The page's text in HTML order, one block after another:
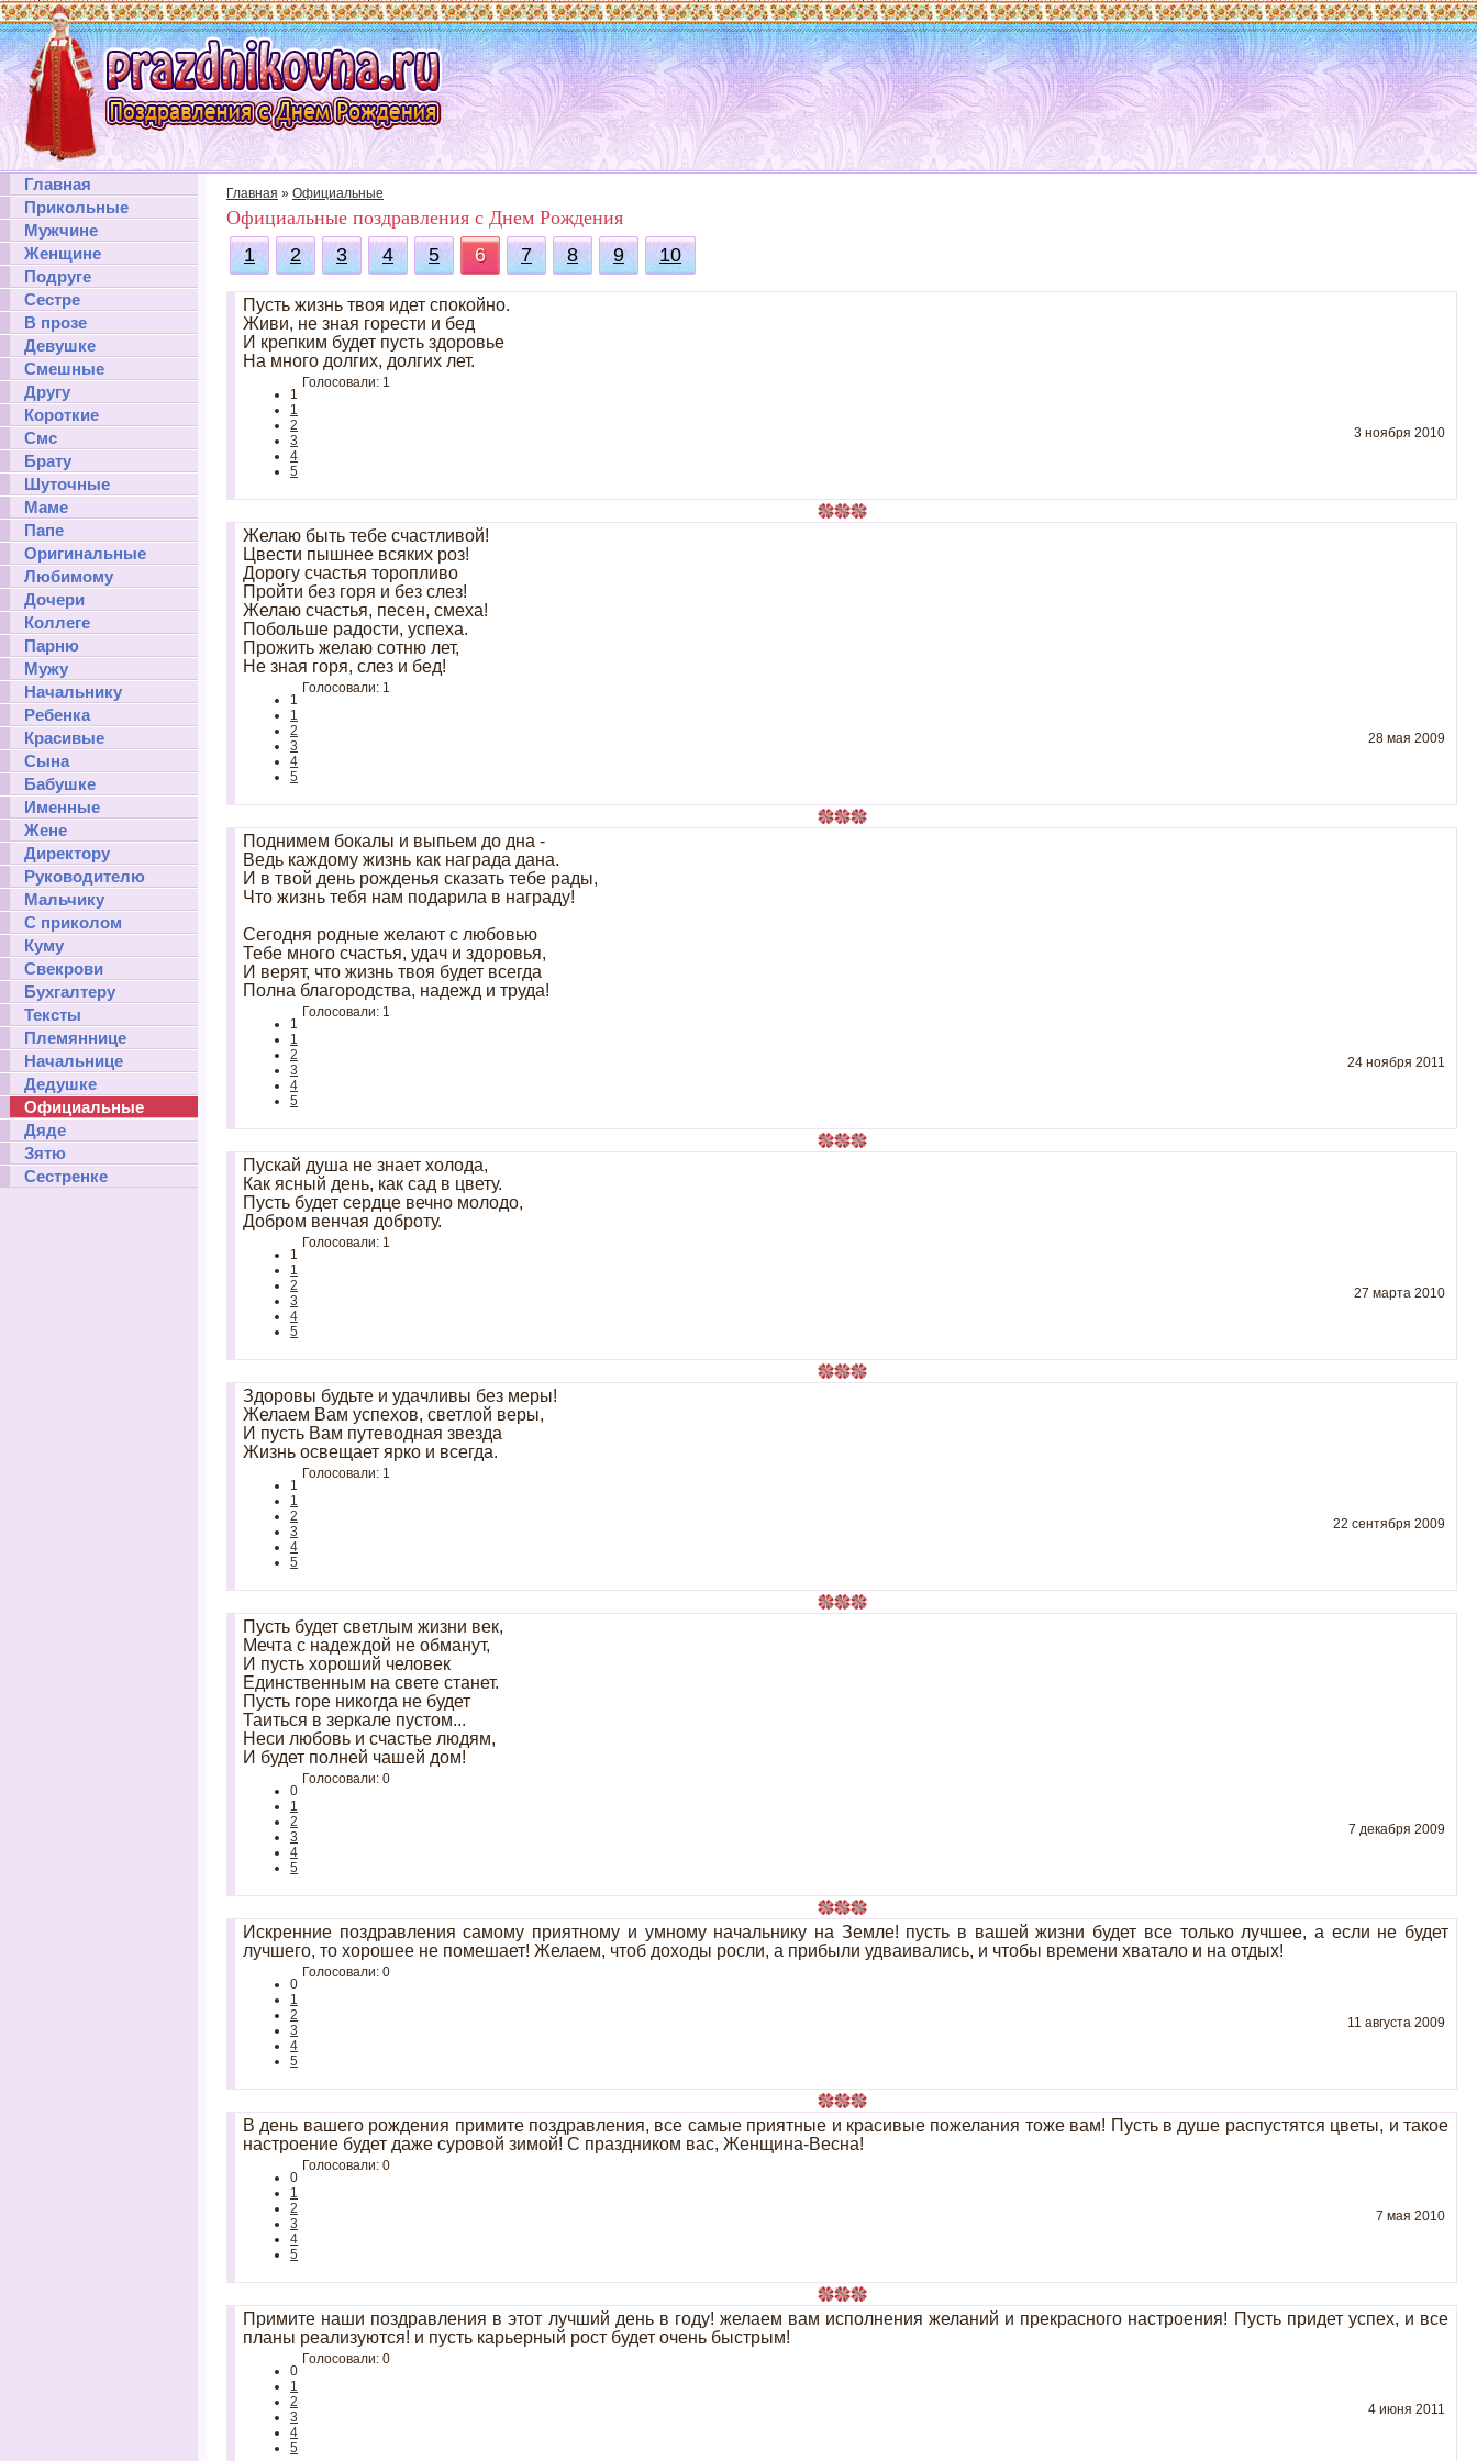
Главная
Прикольные
Мужчине
Женщине
Подруге
Сестре
В прозе
Девушке
Смешные
Другу
Короткие
Смс
Брату
Шуточные
Маме
Папе
Оригинальные
Любимому
Дочери
Коллеге
Парню
Мужу
Начальнику
Ребенка
Красивые
Сына
Бабушке
Именные
Жене
Директору
Руководителю
Мальчику
С приколом
Куму
Свекрови
Бухгалтеру
Тексты
Племяннице
Начальнице
Дедушке
Официальные
Дяде
Зятю
Сестренке
Главная » Официальные
Официальные поздравления с Днем Рождения
1
2 3 4 5 6 7 8 9 10
Пусть жизнь твоя идет спокойно.
Живи, не зная горести и бед
И крепким будет пусть здоровье
На много долгих, долгих лет.
1
1
2
3
4
5
Голосовали: 1
3 ноября 2010
Желаю быть тебе счастливой!
Цвести пышнее всяких роз!
Дорогу счастья торопливо
Пройти без горя и без слез!
Желаю счастья, песен, смеха!
Побольше радости, успеха.
Прожить желаю сотню лет,
Не зная горя, слез и бед!
1
1
2
3
4
5
Голосовали: 1
28 мая 2009
Поднимем бокалы и выпьем до дна -
Ведь каждому жизнь как награда дана.
И в твой день рожденья сказать тебе рады,
Что жизнь тебя нам подарила в награду!
Сегодня родные желают с любовью
Тебе много счастья, удач и здоровья,
И верят, что жизнь твоя будет всегда
Полна благородства, надежд и труда!
1
1
2
3
4
5
Голосовали: 1
24 ноября 2011
Пускай душа не знает холода,
Как ясный день, как сад в цвету.
Пусть будет сердце вечно молодо,
Добром венчая доброту.
1
1
2
3
4
5
Голосовали: 1
27 марта 2010
Здоровы будьте и удачливы без меры!
Желаем Вам успехов, светлой веры,
И пусть Вам путеводная звезда
Жизнь освещает ярко и всегда.
1
1
2
3
4
5
Голосовали: 1
22 сентября 2009
Пусть будет светлым жизни век,
Мечта с надеждой не обманут,
И пусть хороший человек
Единственным на свете станет.
Пусть горе никогда не будет
Таиться в зеркале пустом...
Неси любовь и счастье людям,
И будет полней чашей дом!
0
1
2
3
4
5
Голосовали: 0
7 декабря 2009
Искренние поздравления самому приятному и умному начальнику на Земле! пусть в вашей жизни будет все только лучшее, а если не будет
лучшего, то хорошее не помешает! Желаем, чтоб доходы росли, а прибыли удваивались, и чтобы времени хватало и на отдых!
0
1
2
3
4
5
Голосовали: 0
11 августа 2009
В день вашего рождения примите поздравления, все самые приятные и красивые пожелания тоже вам! Пусть в душе распустятся цветы, и такое
настроение будет даже суровой зимой! С праздником вас, Женщина-Весна!
0
1
2
3
4
5
Голосовали: 0
7 мая 2010
Примите наши поздравления в этот лучший день в году! желаем вам исполнения желаний и прекрасного настроения! Пусть придет успех, и все
планы реализуются! и пусть карьерный рост будет очень быстрым!
0
1
2
3
4
5
Голосовали: 0
4 июня 2011